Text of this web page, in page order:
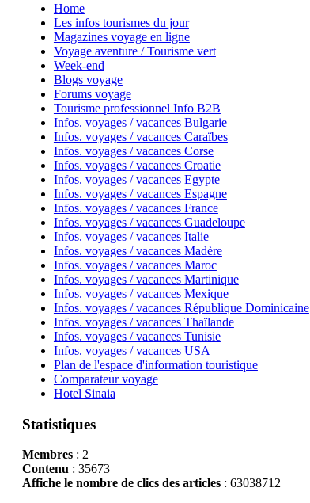
Home
Les infos tourismes du jour
Magazines voyage en ligne
Voyage aventure / Tourisme vert
Week-end
Blogs voyage
Forums voyage
Tourisme professionnel Info B2B
Infos. voyages / vacances Bulgarie
Infos. voyages / vacances Caraïbes
Infos. voyages / vacances Corse
Infos. voyages / vacances Croatie
Infos. voyages / vacances Egypte
Infos. voyages / vacances Espagne
Infos. voyages / vacances France
Infos. voyages / vacances Guadeloupe
Infos. voyages / vacances Italie
Infos. voyages / vacances Madère
Infos. voyages / vacances Maroc
Infos. voyages / vacances Martinique
Infos. voyages / vacances Mexique
Infos. voyages / vacances République Dominicaine
Infos. voyages / vacances Thaïlande
Infos. voyages / vacances Tunisie
Infos. voyages / vacances USA
Plan de l'espace d'information touristique
Comparateur voyage
Hotel Sinaia
Statistiques
Membres: 2
Contenu : 35673
Affiche le nombre de clics des articles: 63038712